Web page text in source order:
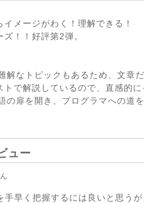
イメージがわく！理解できる！
！！好評第2弾。
解なトピックもあるため、文章
トで解説しているので、直感的
の扉を開き、プログラマへの道
ュー
手早く把握するには良いと思う